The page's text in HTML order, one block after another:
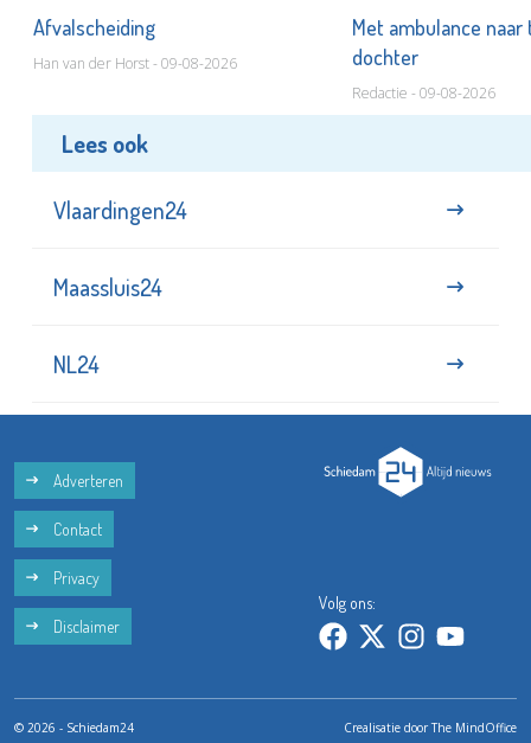
Afvalscheiding
Han van der Horst - 09-08-2026
Met ambulance
dochter
Redactie - 09-08-2026
Lees ook
Vlaardingen24
Maassluis24
NL24
Adverteren
Contact
Privacy
Disclaimer
Volg ons:
© 2026 - Schiedam24 Crealisatie doorThe MindOffice